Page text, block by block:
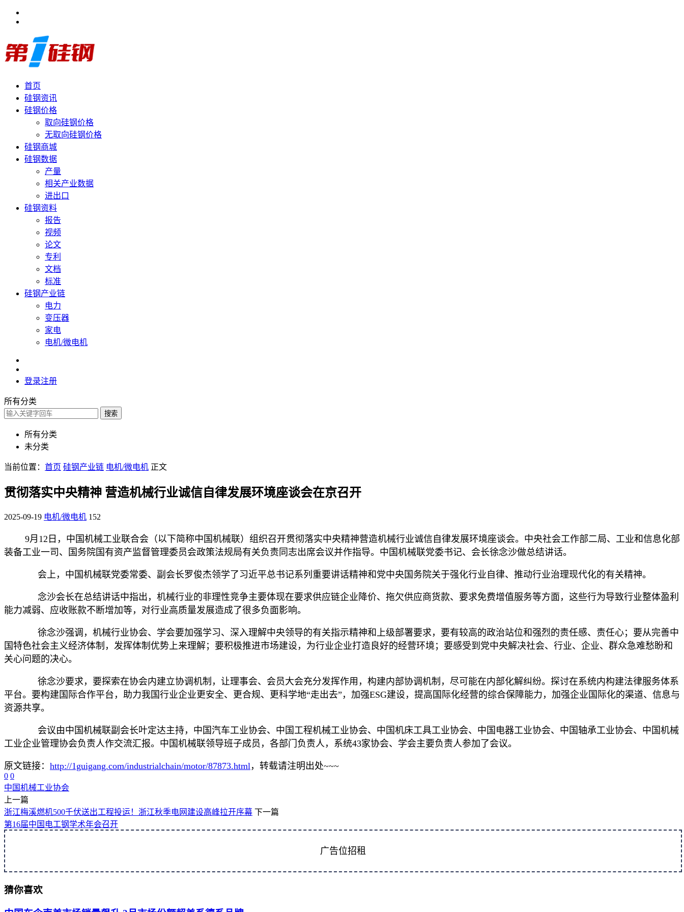
首页
硅钢资讯
硅钢价格
取向硅钢价格
无取向硅钢价格
硅钢商城
硅钢数据
产量
相关产业数据
进出口
硅钢资料
报告
视频
论文
专利
文档
标准
硅钢产业链
电力
变压器
家电
电机/微电机
登录注册
所有分类
搜索
所有分类
未分类
当前位置： 首页 硅钢产业链 电机/微电机 正文
贯彻落实中央精神 营造机械行业诚信自律发展环境座谈会在京召开
2025-09-19 电机/微电机 152
9月12日，中国机械工业联合会（以下简称中国机械联）组织召开贯彻落实中央精神营造机械行业诚信自律发展环境座谈会。中央社会工作部二局、工业和信息化部
装备工业一司、国务院国有资产监督管理委员会政策法规局有关负责同志出席会议并作指导。中国机械联党委书记、会长徐念沙做总结讲话。
会上，中国机械联党委常委、副会长罗俊杰领学了习近平总书记系列重要讲话精神和党中央国务院关于强化行业自律、推动行业治理现代化的有关精神。
念沙会长在总结讲话中指出，机械行业的非理性竞争主要体现在要求供应链企业降价、拖欠供应商货款、要求免费增值服务等方面，这些行为导致行业整体盈利
能力减弱、应收账款不断增加等，对行业高质量发展造成了很多负面影响。
徐念沙强调，机械行业协会、学会要加强学习、深入理解中央领导的有关指示精神和上级部署要求，要有较高的政治站位和强烈的责任感、责任心；要从完善中
国特色社会主义经济体制，发挥体制优势上来理解；要积极推进市场建设，为行业企业打造良好的经营环境；要感受到党中央解决社会、行业、企业、群众急难愁盼和
关心问题的决心。
徐念沙要求，要探索在协会内建立协调机制，让理事会、会员大会充分发挥作用，构建内部协调机制，尽可能在内部化解纠纷。探讨在系统内构建法律服务体系
平台。要构建国际合作平台，助力我国行业企业更安全、更合规、更科学地“走出去”，加强ESG建设，提高国际化经营的综合保障能力，加强企业国际化的渠道、信息与
资源共享。
会议由中国机械联副会长叶定达主持，中国汽车工业协会、中国工程机械工业协会、中国机床工具工业协会、中国电器工业协会、中国轴承工业协会、中国机械
工业企业管理协会负责人作交流汇报。中国机械联领导班子成员，各部门负责人，系统43家协会、学会主要负责人参加了会议。
原文链接： http://1guigang.com/industrialchain/motor/87873.html，转载请注明出处~~~
0 0
中国机械工业协会
上一篇
浙江梅溪燃机500千伏送出工程投运！浙江秋季电网建设高峰拉开序幕 下一篇
第16届中国电工钢学术年会召开
广告位招租
猜你喜欢